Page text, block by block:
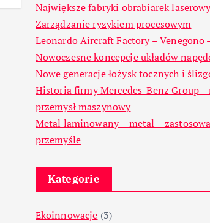
Największe fabryki obrabiarek
Zarządzanie ryzykiem procesowym
Leonardo Aircraft Factory – Venegono
Nowoczesne koncepcje układów
Nowe generacje łożysk tocznych i
Historia firmy Mercedes-Benz Group
przemysł maszynowy
Metal laminowany – metal –
przemyśle
Kategorie
Ekoinnowacje (3)